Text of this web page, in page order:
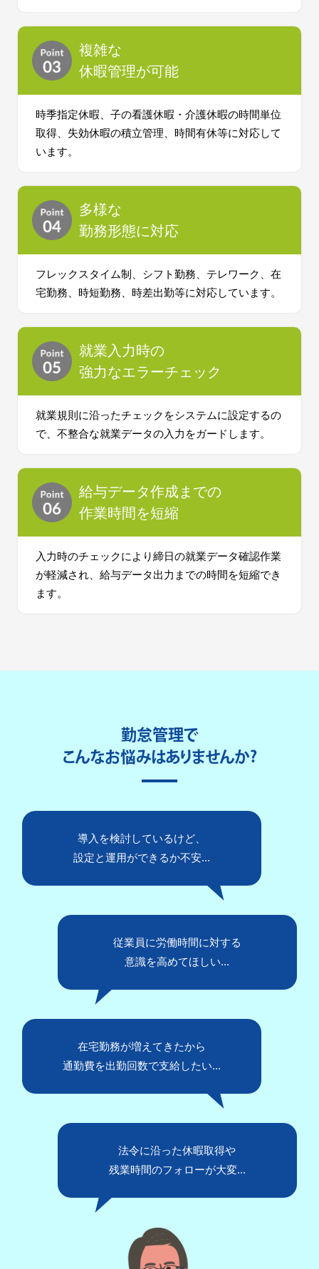
複雑な
休暇管理が可能
時季指定休暇、子の看護休暇・介護休暇の時間単位
取得、失効休暇の積立管理、時間有休等に対応して
います。
多様な
勤務形態に対応
フレックスタイム制、シフト勤務、テレワーク、在
宅勤務、時短勤務、時差出勤等に対応しています。
就業入力時の
強力なエラーチェック
就業規則に沿ったチェックをシステムに設定するの
で、不整合な就業データの入力をガードします。
給与データ作成までの
作業時間を短縮
入力時のチェックにより締日の就業データ確認作業
が軽減され、給与データ出力までの時間を短縮でき
ます。
勤怠管理で
こんなお悩みはありませんか?
導入を検討しているけど、
設定と運用ができるか不安...
従業員に労働時間に対する
意識を高めてほしい...
在宅勤務が増えてきたから
通勤費を出勤回数で支給したい...
法令に沿った休暇取得や
残業時間のフォローが大変...